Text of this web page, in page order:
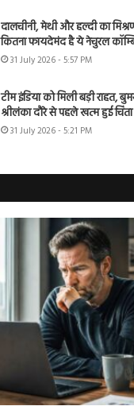
दालचीनी, मेथी और हल्दी का
कितना फायदेमंद है ये नेचुरल
31 July 2026 - 5:57 PM
टीम इंडिया को मिली बड़ी राहत,
श्रीलंका दौरे से पहले खत्म हुई चिंता
31 July 2026 - 5:21 PM